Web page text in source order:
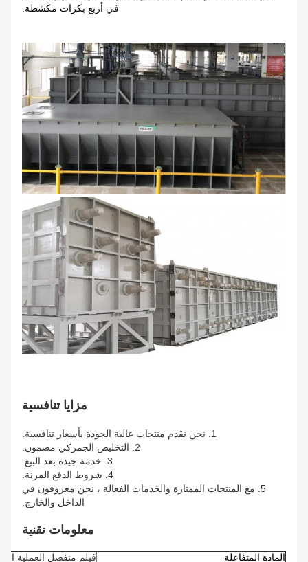
في أربع بكرات مكشطة.
مزايا تنافسية
1. نحن نقدم منتجات عالية الجودة بأسعار تنافسية.
2. التخليص الجمركي مضمون.
3. خدمة جيدة بعد البيع.
4. شروط الدفع المرنة.
5. مع المنتجات الممتازة والخدمات الفعالة ، نحن معروفون في
الداخل والخارج.
معلومات تقنية
المادة المتفاعلة فيلم منفصل العملية